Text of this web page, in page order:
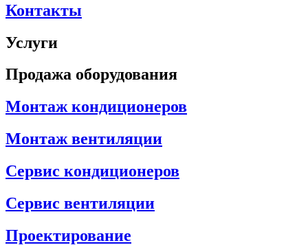
Контакты
Услуги
Продажа оборудования
Монтаж кондиционеров
Монтаж вентиляции
Сервис кондиционеров
Сервис вентиляции
Проектирование